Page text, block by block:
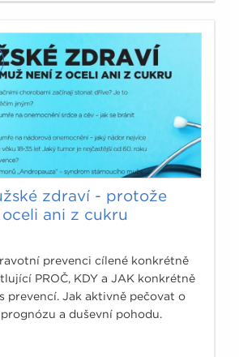
zdraví - protože
ani z cukru
prevenci cílené konkrétně
PROČ, KDY a JAK konkrétně
prevencí. Jak aktivně pečovat o
a duševní pohodu.